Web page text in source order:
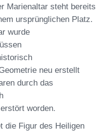
Marienaltar steht bereits
ursprünglichen Platz.
wurde
trie neu erstellt
ren durch das
worden.
die Figur des Heiligen